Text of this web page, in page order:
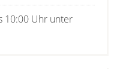
10:00 Uhr unter